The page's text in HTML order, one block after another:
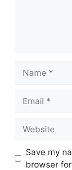
Save my
browser